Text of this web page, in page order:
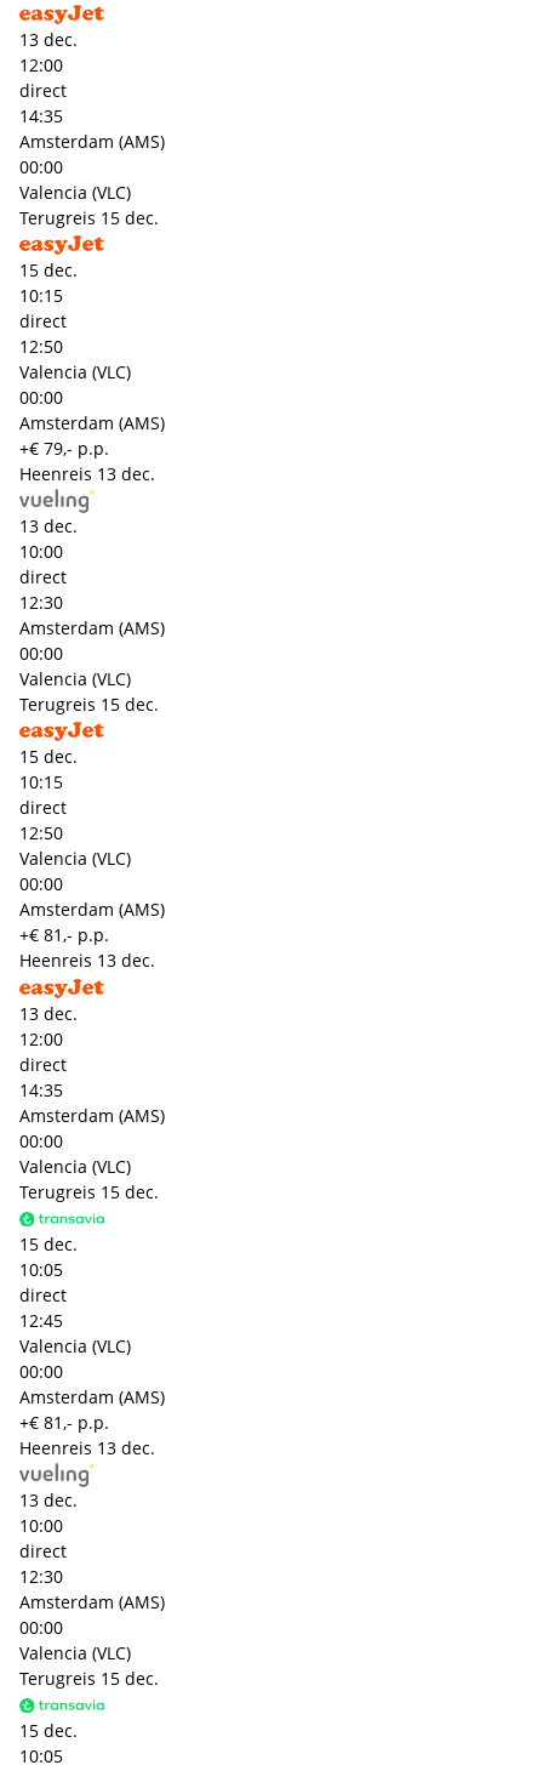
13 dec.
12:00
direct
14:35
Amsterdam (AMS)
00:00
Valencia (VLC)
Terugreis 15 dec.
15 dec.
10:15
direct
12:50
Valencia (VLC)
00:00
Amsterdam (AMS)
+€ 79,- p.p.
Heenreis 13 dec.
13 dec.
10:00
direct
12:30
Amsterdam (AMS)
00:00
Valencia (VLC)
Terugreis 15 dec.
15 dec.
10:15
direct
12:50
Valencia (VLC)
00:00
Amsterdam (AMS)
+€ 81,- p.p.
Heenreis 13 dec.
13 dec.
12:00
direct
14:35
Amsterdam (AMS)
00:00
Valencia (VLC)
Terugreis 15 dec.
15 dec.
10:05
direct
12:45
Valencia (VLC)
00:00
Amsterdam (AMS)
+€ 81,- p.p.
Heenreis 13 dec.
13 dec.
10:00
direct
12:30
Amsterdam (AMS)
00:00
Valencia (VLC)
Terugreis 15 dec.
15 dec.
10:05